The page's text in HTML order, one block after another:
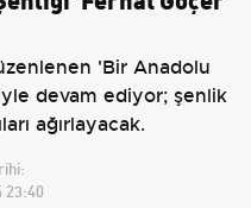
'Bir Anadolu
devam ediyor; şenlik
ağırlayacak.
23:40